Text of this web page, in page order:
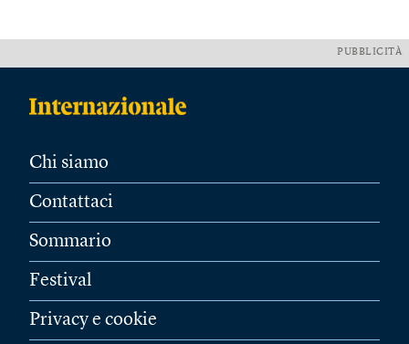
PUBBLICITÀ
Chi siamo
Contattaci
Sommario
Festival
Privacy e cookie